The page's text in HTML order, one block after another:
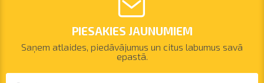
PIESAKIES JAUNUMIEM
Saņem atlaides, piedāvājumus un citus labumus savā
epastā.